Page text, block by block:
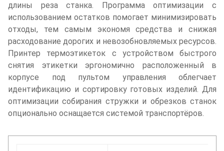
длины реза станка. Программа оптимизации с
использованием остатков помогает минимизировать
отходы, тем самым экономя средства и снижая
расходование дорогих и невозобновляемых ресурсов.
Принтер термоэтикеток с устройством быстрого
снятия этикетки эргономично расположенный в
корпусе под пультом управления облегчает
идентификацию и сортировку готовых изделий. Для
оптимизации собирания стружки и обрезков станок
опционально оснащается системой транспортёров.